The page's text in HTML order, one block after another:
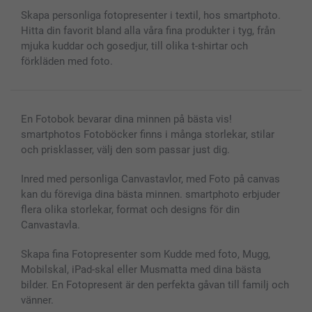
Fotoalmanackor & Fotoagenda
Fotoramar & Tillbehör
Presentkort
Investor Relations
Status på beställningar
Skapa personliga fotopresenter i textil, hos smartphoto.
Hitta din favorit bland alla våra fina produkter i tyg, från
mjuka kuddar och gosedjur, till olika t-shirtar och
förkläden med foto.
En Fotobok bevarar dina minnen på bästa vis!
smartphotos Fotoböcker finns i många storlekar, stilar
och prisklasser, välj den som passar just dig.
Inred med personliga Canvastavlor, med Foto på canvas
kan du föreviga dina bästa minnen. smartphoto erbjuder
flera olika storlekar, format och designs för din
Canvastavla.
Skapa fina Fotopresenter som Kudde med foto, Mugg,
Mobilskal, iPad-skal eller Musmatta med dina bästa
bilder. En Fotopresent är den perfekta gåvan till familj och
vänner.